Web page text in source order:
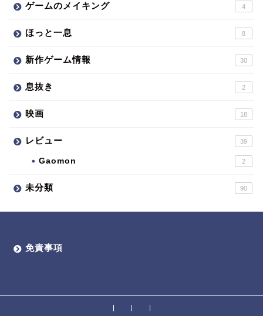
ゲームのメイキング 4
ほっと一息 8
新作ゲーム情報 30
息抜き 2
映画 18
レビュー 39
Gaomon 2
未分類 90
免責事項